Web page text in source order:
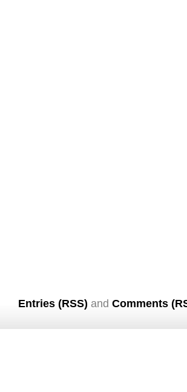
Entries (RSS) and Comments